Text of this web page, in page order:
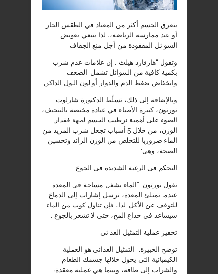
يتعرق الجسم أكثر من المعتاد في الطقس الحار
أو عند ممارسة الرياضة،، لذا ينبغي تعويض
السوائل المفقودة من أجل منع الجفاف
وتقول “هارفارد هيلث”: إن علامات عدم شرب
بكمية كافية من السوائل تشمل: الضعف
وانخفاض ضغط الدم والدوار أو لون البول الداكن
وبالإضافة إلى ذلك، تسلّط الدكتورة شارلوت
نورتون، كبيرة الأطباء في عيادة مختصة بالتنحيف،
الضوء على أهمية ترطيب الجسم لجهة فقدان
الوزن، من خلال 5 أسباب تجعل شرب المزيد من
الماء ضروريا للتخلص من الوزن الزائد وتحسين
الصحة، وهي:
التحكم في الرغبة الشديدة في الجوع
تقول نورتون: “الماء يشغل مساحة في المعدة.
عندما تمتلئ المعدة، ترسل إشارات إلى الدماغ
للتوقف عن الأكل. لذا، فإن تناول كوب من الماء
سيساعد في خداع المخ، حتى لا تشعر بالجوع“
تحفيز عملية التمثيل الغذائي
توضح الخبيرة: “التمثيل الغذائي هو العملية
الكيميائية التي يحول خلالها جسمك الطعام
والشراب إلى طاقة، وبينما هي عملية معقدة،